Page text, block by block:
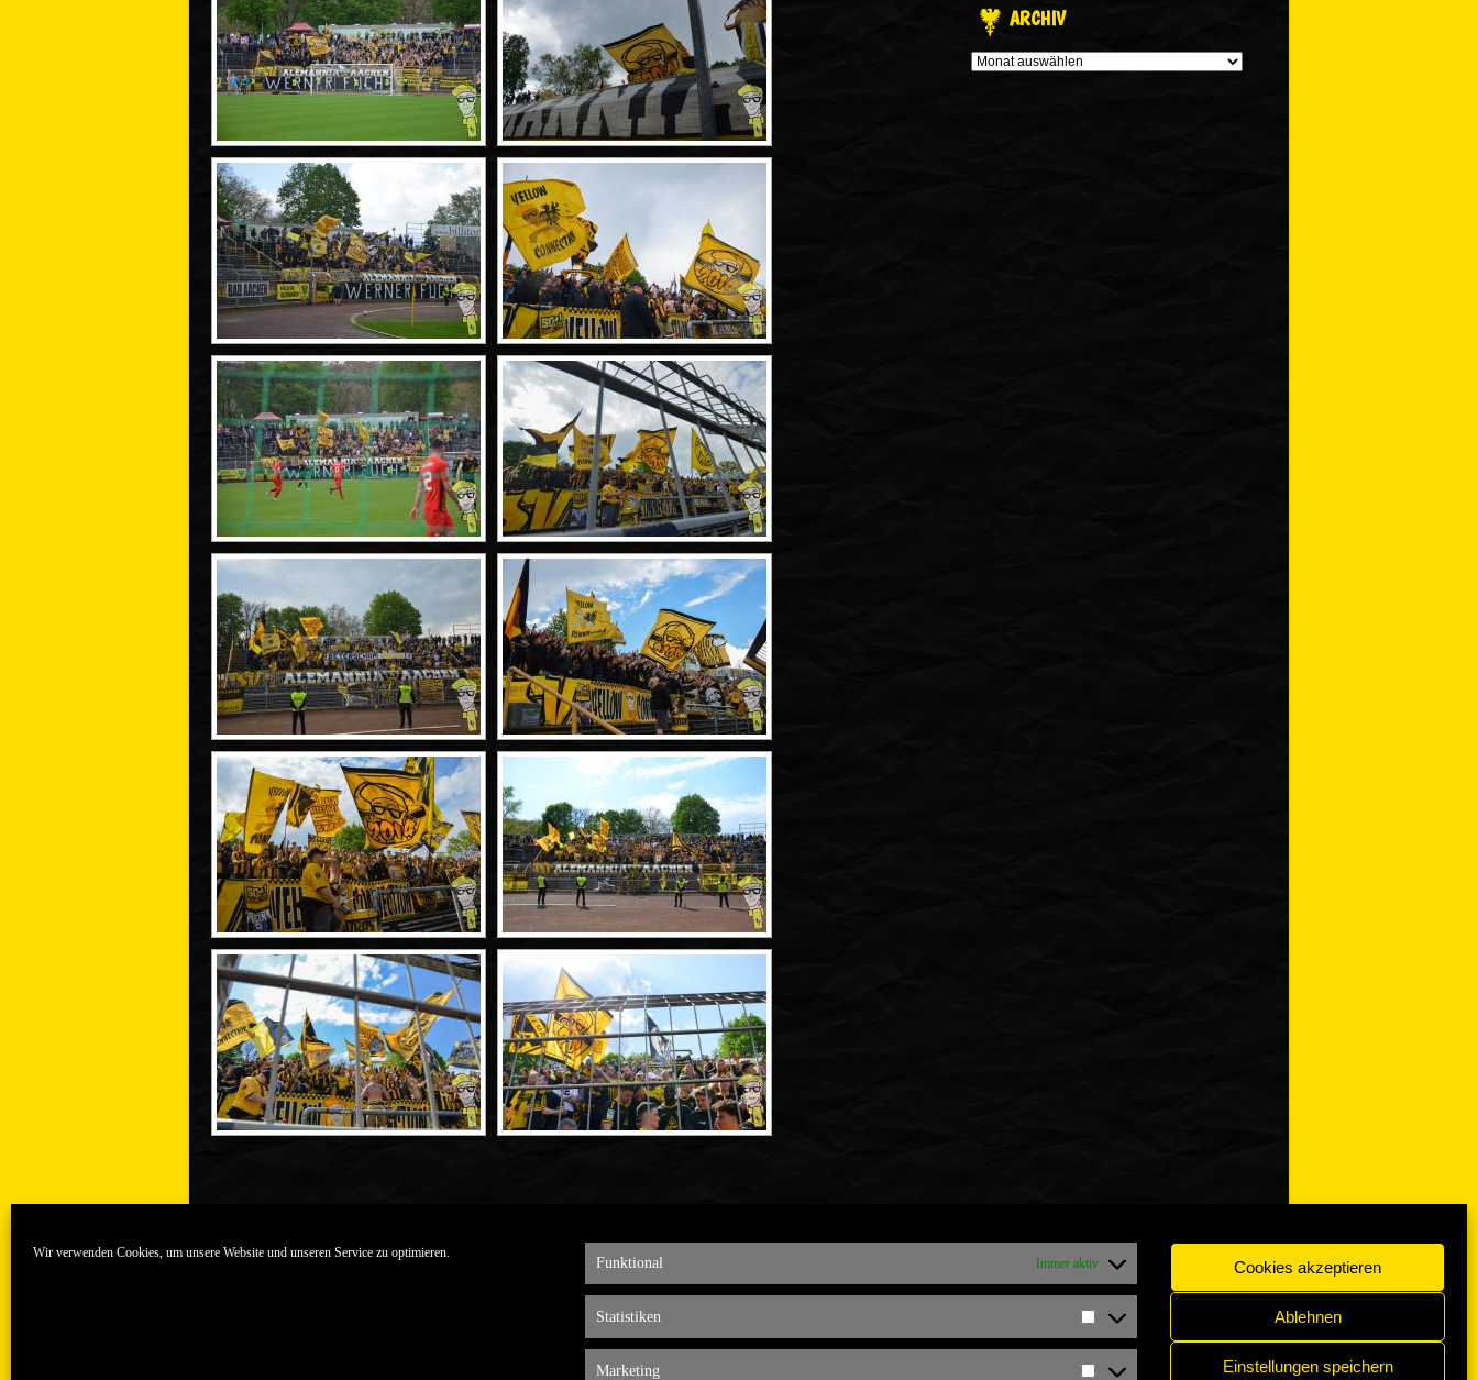
Wir verwenden Cookies, um unsere Website und unseren Service zu optimieren.
Funktional Immer aktiv
Statistiken Statistiken
Marketing
Cookies akzeptieren
Ablehnen
Einstellungen speichern
ARCHIV
ARCHIV